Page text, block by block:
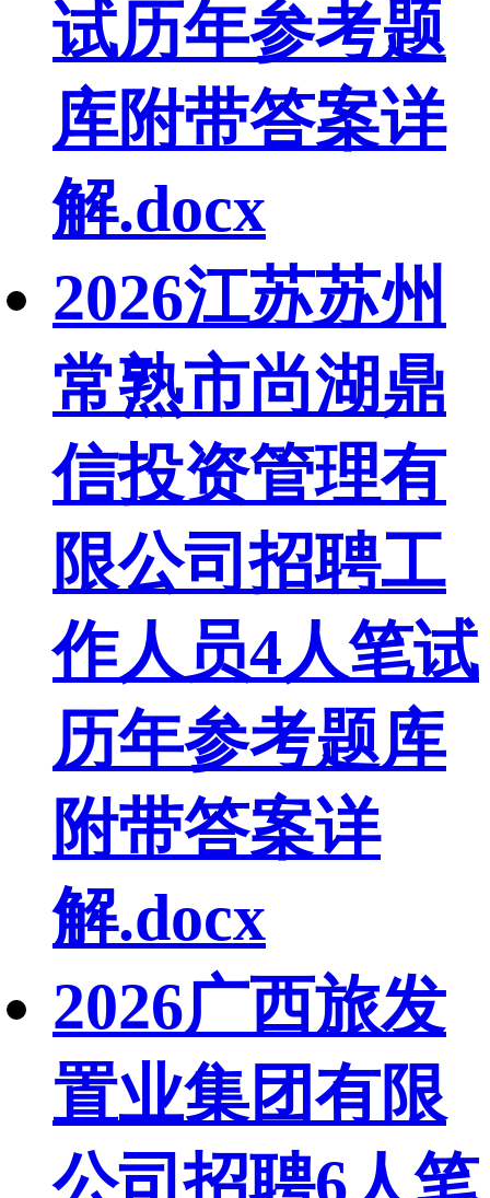
试历年参考题
库附带答案详
解.docx
2026江苏苏州
常熟市尚湖鼎
信投资管理有
限公司招聘工
作人员4人笔试
历年参考题库
附带答案详
解.docx
2026广西旅发
置业集团有限
公司招聘6人笔